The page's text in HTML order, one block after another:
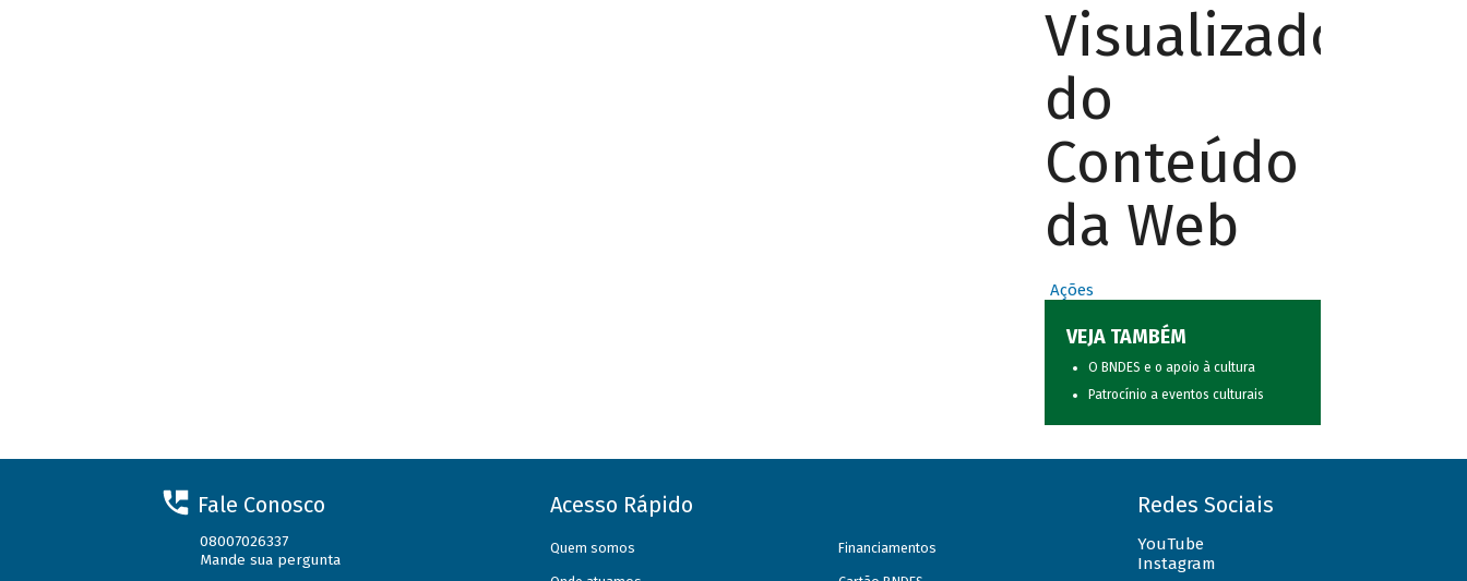
Visualizador
do
Conteúdo
da Web
Ações
VEJA TAMBÉM
O BNDES e o apoio à cultura
Patrocínio a eventos culturais
Fale Conosco
08007026337
Mande sua pergunta
Acesso Rápido
Quem somos Financiamentos
Redes Sociais
YouTube
Instagram